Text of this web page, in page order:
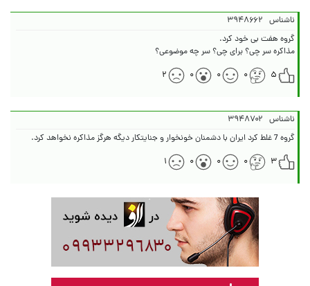
ناشناس ۳۹۴۸۶۶۲
مذاکره سر چی؟ برای چی؟ سر چه موضوعی؟
۵
۰ ۰ ۰ ۲
ناشناس ۳۹۴۸۷۰۲
گروه 7 غلط کرد ایران با دشمنان خونخوار و جنایتکار دیگه هرگز مذاکره نخواهد کرد.
۳
۰ ۰ ۰ ۱